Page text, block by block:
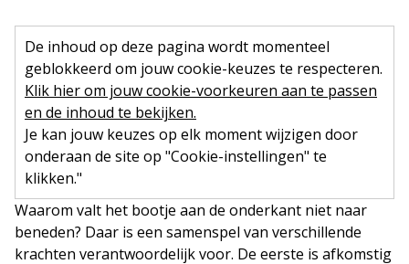
De inhoud op deze pagina wordt momenteel
geblokkeerd om jouw cookie-keuzes te respecteren.
Klik hier om jouw cookie-voorkeuren aan te passen
en de inhoud te bekijken.
Je kan jouw keuzes op elk moment wijzigen door
onderaan de site op "Cookie-instellingen" te
klikken."
Waarom valt het bootje aan de onderkant niet naar
beneden? Daar is een samenspel van verschillende
krachten verantwoordelijk voor. De eerste is afkomstig